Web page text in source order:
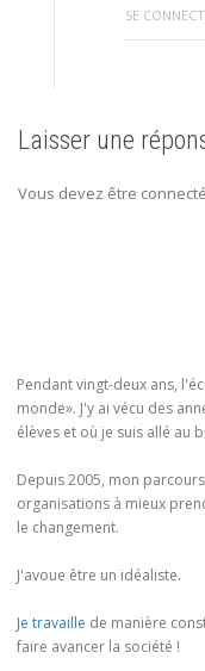
SE
Laisser une
Vous devez être
Pendant vingt-deux ans,
monde». J'y ai vécu des
élèves et où je suis allé au
Depuis 2005, mon
organisations à mieux
le changement.
J'avoue être un idéaliste.
Je travaille de manière
faire avancer la société !